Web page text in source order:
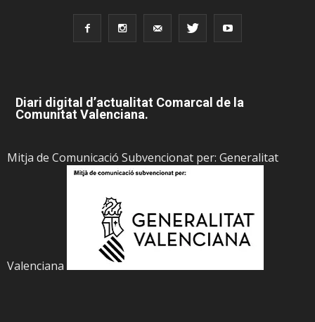
Diari digital d’actualitat Comarcal de la
Comunitat Valenciana.
Mitja de Comunicació Subvencionat per: Generalitat
Valenciana